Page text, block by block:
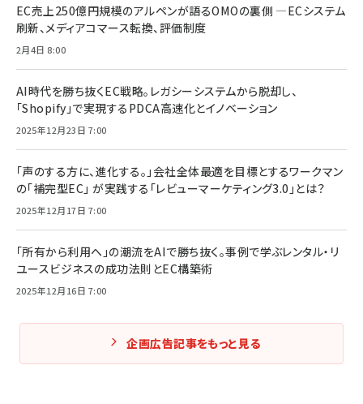
EC売上250億円規模のアルペンが語るOMOの裏側 ―ECシステム
刷新、メディアコマース転換、評価制度
2月4日 8:00
AI時代を勝ち抜くEC戦略。レガシーシステムから脱却し、
「Shopify」で実現するPDCA高速化とイノベーション
2025年12月23日 7:00
「声のする方に、進化する。」会社全体最適を目標とするワークマン
の「補完型EC」 が実践する「レビューマーケティング3.0」とは？
2025年12月17日 7:00
「所有から利用へ」の潮流をAIで勝ち抜く。事例で学ぶレンタル・リ
ユースビジネスの成功法則とEC構築術
2025年12月16日 7:00
企画広告記事をもっと見る